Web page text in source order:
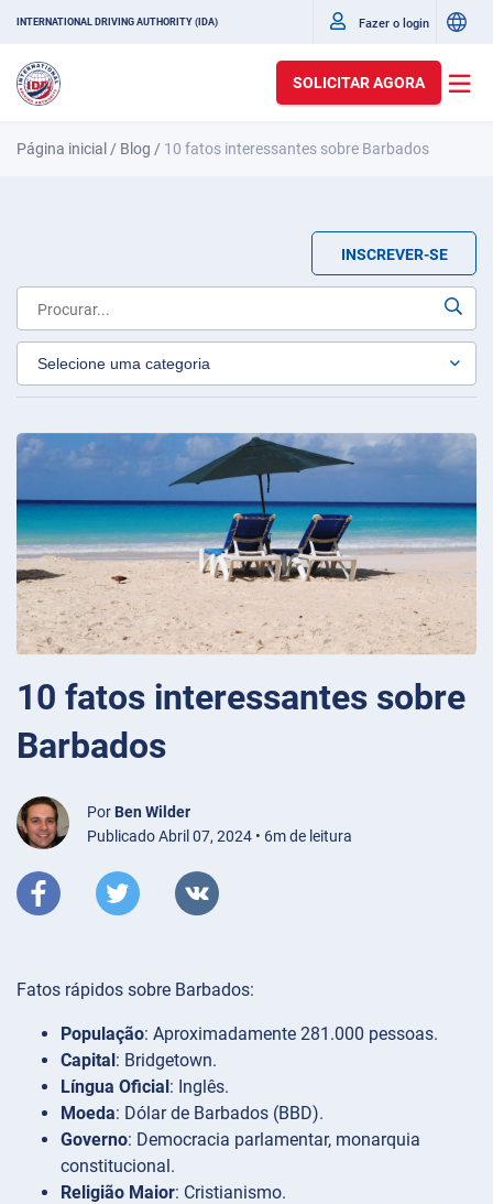
INTERNATIONAL DRIVING AUTHORITY (IDA) Fazer o login
SOLICITAR AGORA
Página inicial / Blog / 10 fatos interessantes sobre Barbados
INSCREVER-SE
10 fatos interessantes sobre
Barbados
Por Ben Wilder
Publicado Abril 07, 2024 • 6m de leitura
Fatos rápidos sobre Barbados:
População: Aproximadamente 281.000 pessoas.
Capital: Bridgetown.
Língua Oficial: Inglês.
Moeda: Dólar de Barbados (BBD).
Governo: Democracia parlamentar, monarquia
constitucional.
Religião Maior: Cristianismo.